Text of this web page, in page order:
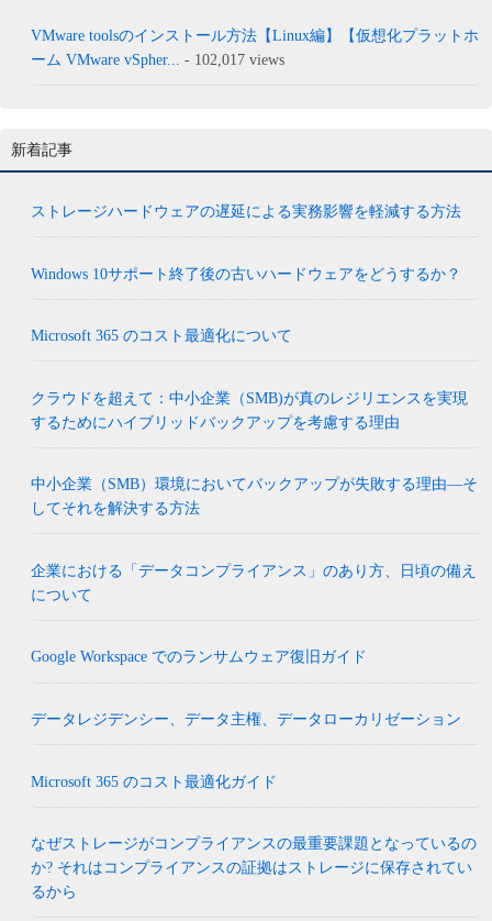
VMware toolsのインストール方法【Linux編】【仮想化プラットホ
ーム VMware vSpher... - 102,017 views
新着記事
ストレージハードウェアの遅延による実務影響を軽減する方法
Windows 10サポート終了後の古いハードウェアをどうするか？
Microsoft 365 のコスト最適化について
クラウドを超えて：中小企業（SMB)が真のレジリエンスを実現
するためにハイブリッドバックアップを考慮する理由
中小企業（SMB）環境においてバックアップが失敗する理由―そ
してそれを解決する方法
企業における「データコンプライアンス」のあり方、日頃の備え
について
Google Workspace でのランサムウェア復旧ガイド
データレジデンシー、データ主権、データローカリゼーション
Microsoft 365 のコスト最適化ガイド
なぜストレージがコンプライアンスの最重要課題となっているの
か? それはコンプライアンスの証拠はストレージに保存されてい
るから